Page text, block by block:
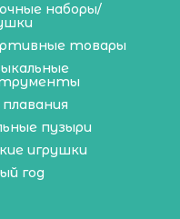
наборы/
товары
пузыри
игрушки
год